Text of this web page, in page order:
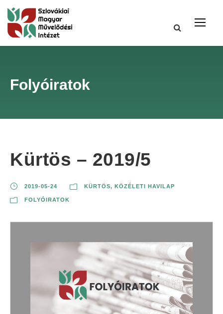
Folyóiratok
Kürtös – 2019/5
2019-05-24 KÜRTÖS, KÖZÉLETI HAVILAP
FOLYÓIRATOK